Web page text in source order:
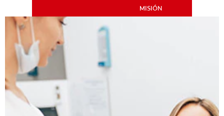
MISIÓN
CHEQUEO DE SALUD BUCAL
CORRESPONDENCIA DE PRODUCTOS